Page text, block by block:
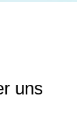
uns